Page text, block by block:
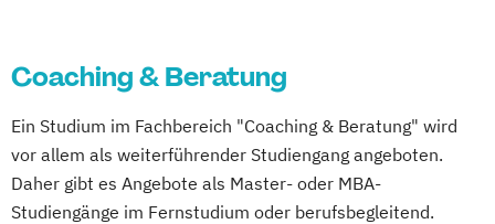
Gesundheitsökonomie Growth Hacking
Growth Hacking for Entrepreneurs (DE/EN)
Heilpädagogik und Inklusion
Coaching & Beratung
Ein Studium im Fachbereich "Coaching & Beratung" wird
vor allem als weiterführender Studiengang angeboten.
Daher gibt es Angebote als Master- oder MBA-
Studiengänge im Fernstudium oder berufsbegleitend.